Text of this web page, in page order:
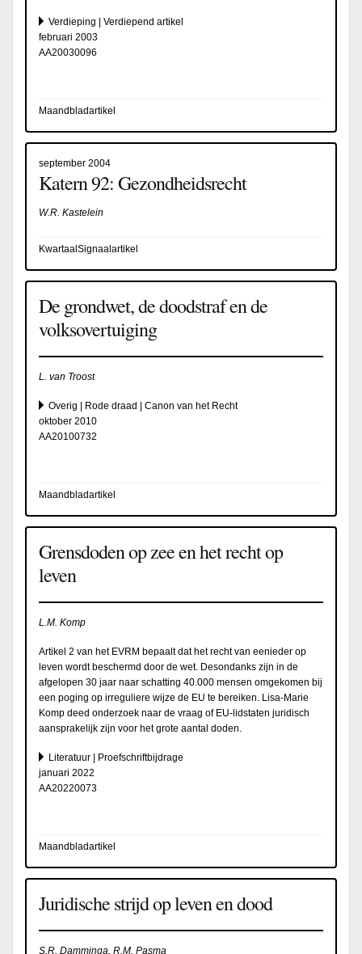
Verdieping | Verdiepend artikel
februari 2003
AA20030096
Maandbladartikel
september 2004
Katern 92: Gezondheidsrecht
W.R. Kastelein
KwartaalSignaalartikel
De grondwet, de doodstraf en de
volksovertuiging
L. van Troost
Overig | Rode draad | Canon van het Recht
oktober 2010
AA20100732
Maandbladartikel
Grensdoden op zee en het recht op
leven
L.M. Komp
Artikel 2 van het EVRM bepaalt dat het recht van eenieder op
leven wordt beschermd door de wet. Desondanks zijn in de
afgelopen 30 jaar naar schatting 40.000 mensen omgekomen bij
een poging op irreguliere wijze de EU te bereiken. Lisa-Marie
Komp deed onderzoek naar de vraag of EU-lidstaten juridisch
aansprakelijk zijn voor het grote aantal doden.
Literatuur | Proefschriftbijdrage
januari 2022
AA20220073
Maandbladartikel
Juridische strijd op leven en dood
S.R. Damminga, R.M. Pasma